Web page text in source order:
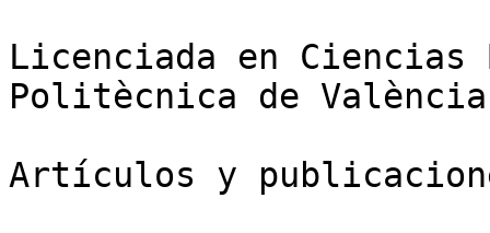
Licenciada en
Politècnica de
Artículos y